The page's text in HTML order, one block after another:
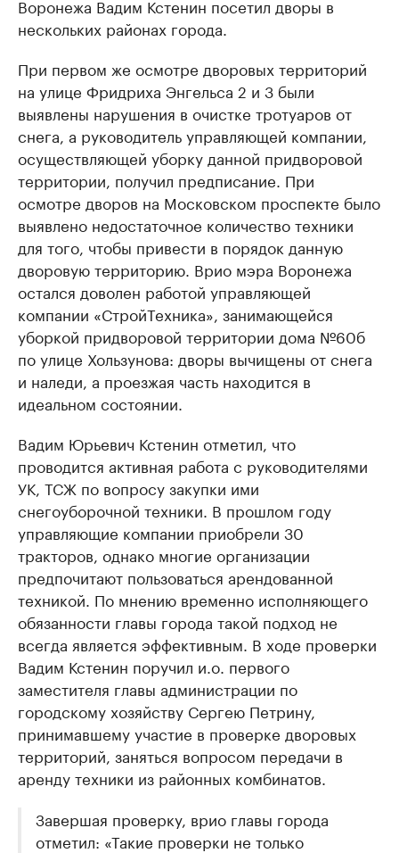
Воронежа Вадим Кстенин посетил дворы в
нескольких районах города.
При первом же осмотре дворовых территорий
на улице Фридриха Энгельса 2 и 3 были
выявлены нарушения в очистке тротуаров от
снега, а руководитель управляющей компании,
осуществляющей уборку данной придворовой
территории, получил предписание. При
осмотре дворов на Московском проспекте было
выявлено недостаточное количество техники
для того, чтобы привести в порядок данную
дворовую территорию. Врио мэра Воронежа
остался доволен работой управляющей
компании «СтройТехника», занимающейся
уборкой придворовой территории дома №60б
по улице Хользунова: дворы вычищены от снега
и наледи, а проезжая часть находится в
идеальном состоянии.
Вадим Юрьевич Кстенин отметил, что
проводится активная работа с руководителями
УК, ТСЖ по вопросу закупки ими
снегоуборочной техники. В прошлом году
управляющие компании приобрели 30
тракторов, однако многие организации
предпочитают пользоваться арендованной
техникой. По мнению временно исполняющего
обязанности главы города такой подход не
всегда является эффективным. В ходе проверки
Вадим Кстенин поручил и.о. первого
заместителя главы администрации по
городскому хозяйству Сергею Петрину,
принимавшему участие в проверке дворовых
территорий, заняться вопросом передачи в
аренду техники из районных комбинатов.
Завершая проверку, врио главы города
отметил: «Такие проверки не только